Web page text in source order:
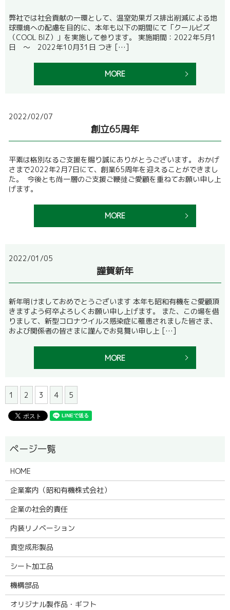
弊社では社会貢献の一環として、温室効果ガス排出削減による地
球環境への配慮を目的に、本年も以下の期間にて「クールビズ
（COOL BIZ）」を実施して参ります。 実施期間：2022年5月1
日 ～ 2022年10月31日 つき […]
MORE
2022/02/07
創立65周年
平素は格別なるご支援を賜り誠にありがとうございます。 おかげ
さまで2022年2月7日にて、創業65周年を迎えることができまし
た。 今後とも尚一層のご支援ご鞭撻ご愛顧を重ねてお願い申し上
げます。
MORE
2022/01/05
謹賀新年
新年明けましておめでとうございます 本年も昭和有機をご愛顧頂
きますよう何卒よろしくお願い申し上げます。 また、この場を借
りまして、新型コロナウイルス感染症に罹患されました皆さま、
および関係者の皆さまに謹んでお見舞い申し上 […]
MORE
1 2 3 4 5
HOME
企業案内（昭和有機株式会社）
企業の社会的責任
内装リノベーション
真空成形製品
シート加工品
機構部品
オリジナル製作品・ギフト